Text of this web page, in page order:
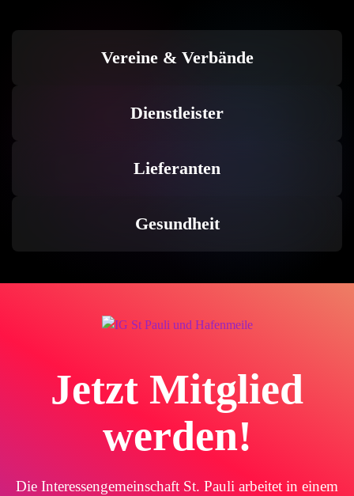
Vereine & Verbände
Dienstleister
Lieferanten
Gesundheit
Jetzt Mitglied
werden!
Die Interessengemeinschaft St. Pauli arbeitet in einem